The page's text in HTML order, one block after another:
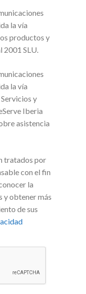
la vía
productos y
SLU.
la vía
y
Iberia
asistencia
tratados por
con el fin
la
y obtener más
de sus